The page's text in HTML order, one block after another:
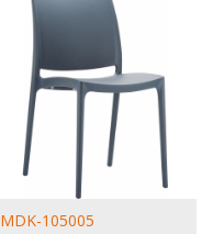
MDK-105005